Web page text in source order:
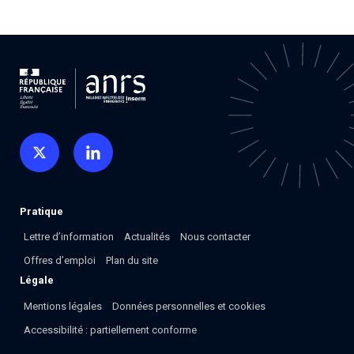
Collaboration avec les acteurs communautaires
Retrouvez toutes les cellules Émergence, actives ou
inactives.
Pratique
Lettre d’information Actualités
Nous contacter
Offres d’emploi
Plan du site
Légale
Mentions légales
Données personnelles et cookies
Accessibilité : partiellement conforme